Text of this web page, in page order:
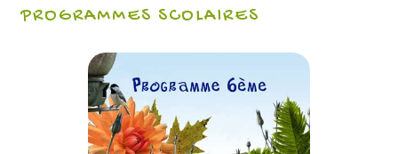
PROGRAMMES SCOLAIRES